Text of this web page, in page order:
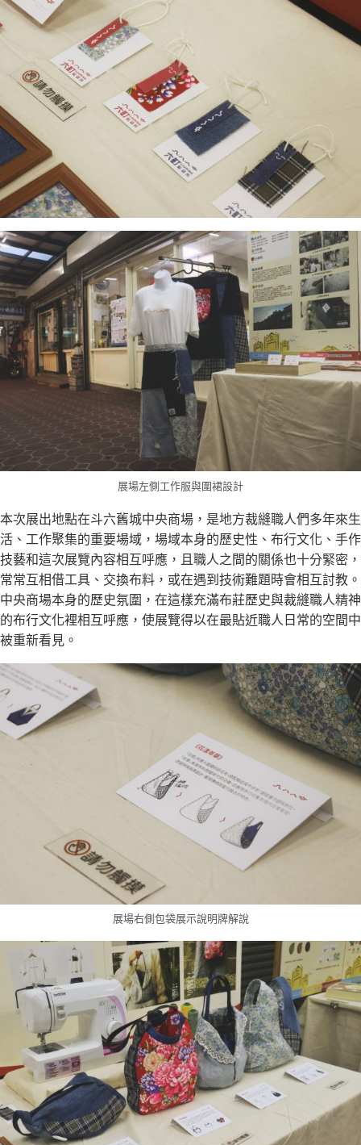
展場左側工作服與圍裙設計
本次展出地點在斗六舊城中央商場，是地方裁縫職人們多年來生
活、工作聚集的重要場域，場域本身的歷史性、布行文化、手作
技藝和這次展覽內容相互呼應，且職人之間的關係也十分緊密，
常常互相借工具、交換布料，或在遇到技術難題時會相互討教。
中央商場本身的歷史氛圍，在這樣充滿布莊歷史與裁縫職人精神
的布行文化裡相互呼應，使展覽得以在最貼近職人日常的空間中
被重新看見。
展場右側包袋展示說明牌解說